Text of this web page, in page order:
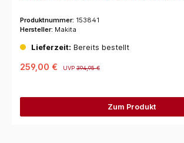
Produktnummer: 153841
Hersteller: Makita
Lieferzeit: Bereits bestellt
259,00 € UVP394,95 €
Zum Produkt